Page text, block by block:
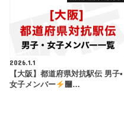
2026.1.1
【大阪】都道府県対抗駅伝 男子•
女子メンバー
࿠…